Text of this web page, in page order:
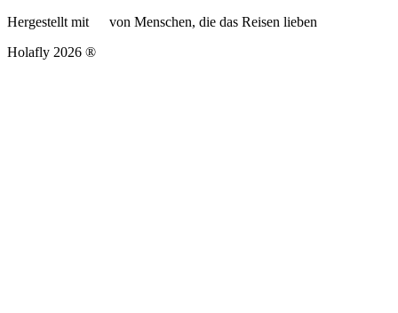
Hergestellt mit
von Menschen, die das Reisen lieben
Holafly 2026 ®